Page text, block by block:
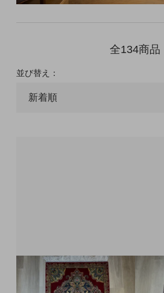
全134商品
並び替え：